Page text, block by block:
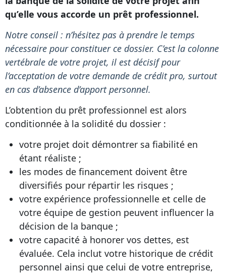
qu’elle vous accorde un prêt professionnel.
Notre conseil : n’hésitez pas à prendre le temps
nécessaire pour constituer ce dossier. C’est la colonne
vertébrale de votre projet, il est décisif pour
l’acceptation de votre demande de crédit pro, surtout
en cas d’absence d’apport personnel.
L’obtention du prêt professionnel est alors
conditionnée à la solidité du dossier :
votre projet doit démontrer sa fiabilité en
étant réaliste ;
les modes de financement doivent être
diversifiés pour répartir les risques ;
votre expérience professionnelle et celle de
votre équipe de gestion peuvent influencer la
décision de la banque ;
votre capacité à honorer vos dettes, est
évaluée. Cela inclut votre historique de crédit
personnel ainsi que celui de votre entreprise,